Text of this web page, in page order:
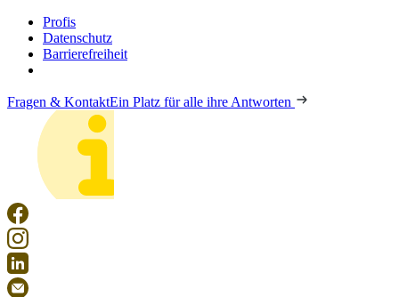
Profis
Datenschutz
Barrierefreiheit
Fragen & KontaktEin Platz für alle ihre Antworten